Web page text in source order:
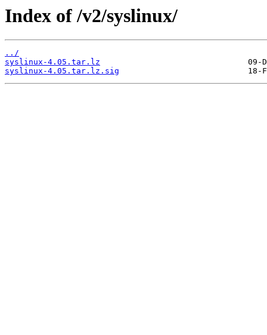
Index of /v2/syslinux/
../
syslinux-4.05.tar.lz
syslinux-4.05.tar.lz.sig